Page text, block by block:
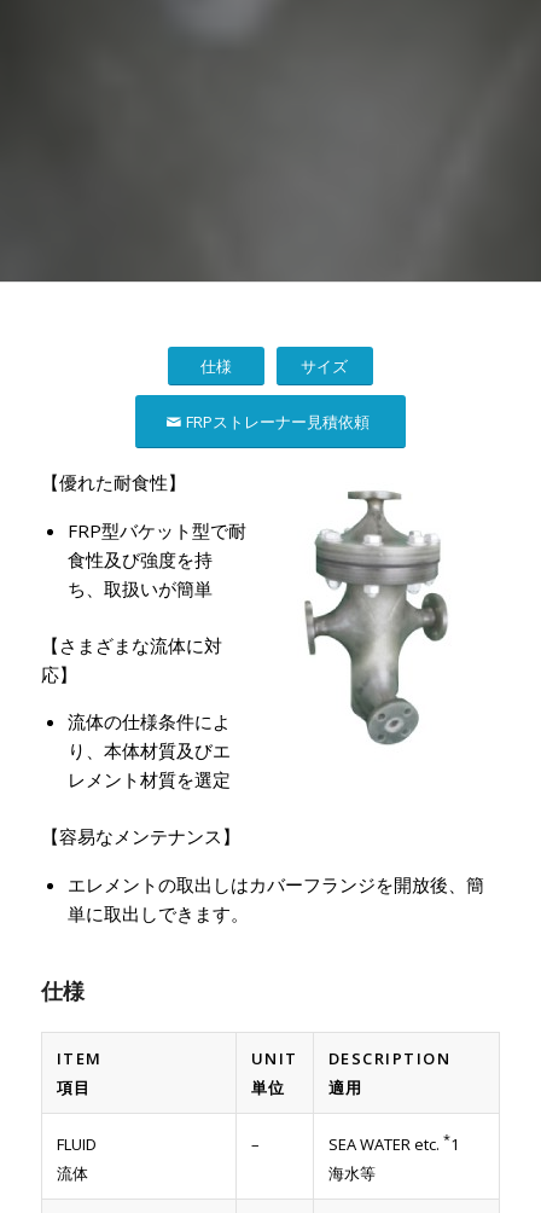
仕様 サイズ
FRPストレーナー見積依頼
【優れた耐食性】
FRP型バケット型で耐
食性及び強度を持
ち、取扱いが簡単
【さまざまな流体に対
応】
流体の仕様条件によ
り、本体材質及びエ
レメント材質を選定
【容易なメンテナンス】
エレメントの取出しはカバーフランジを開放後、簡
単に取出しできます。
仕様
ITEM
項目
UNIT
単位
DESCRIPTION
適用
FLUID
流体
– SEA WATER etc. *1
海水等